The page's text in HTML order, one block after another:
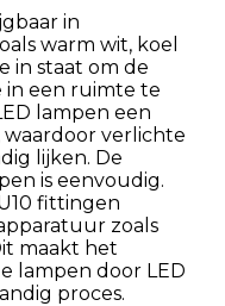
in
warm wit, koel
in staat om de
in een ruimte te
lampen een
verlichte
lijken. De
is eenvoudig.
fittingen
zoals
maakt het
lampen door LED
proces.